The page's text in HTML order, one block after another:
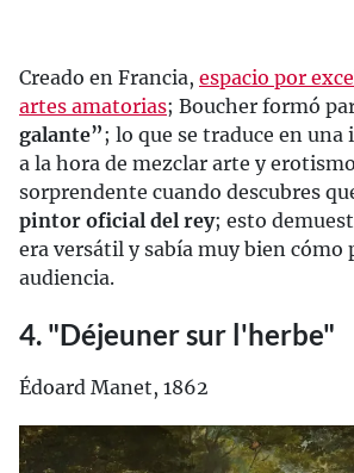
Creado en Francia, espacio por
artes amatorias; Boucher formó
galante”; lo que se traduce en
a la hora de mezclar arte y
sorprendente cuando descubres
pintor oficial del rey; esto
era versátil y sabía muy bien cómo
audiencia.
4. "Déjeuner sur l'herbe"
Édoard Manet, 1862